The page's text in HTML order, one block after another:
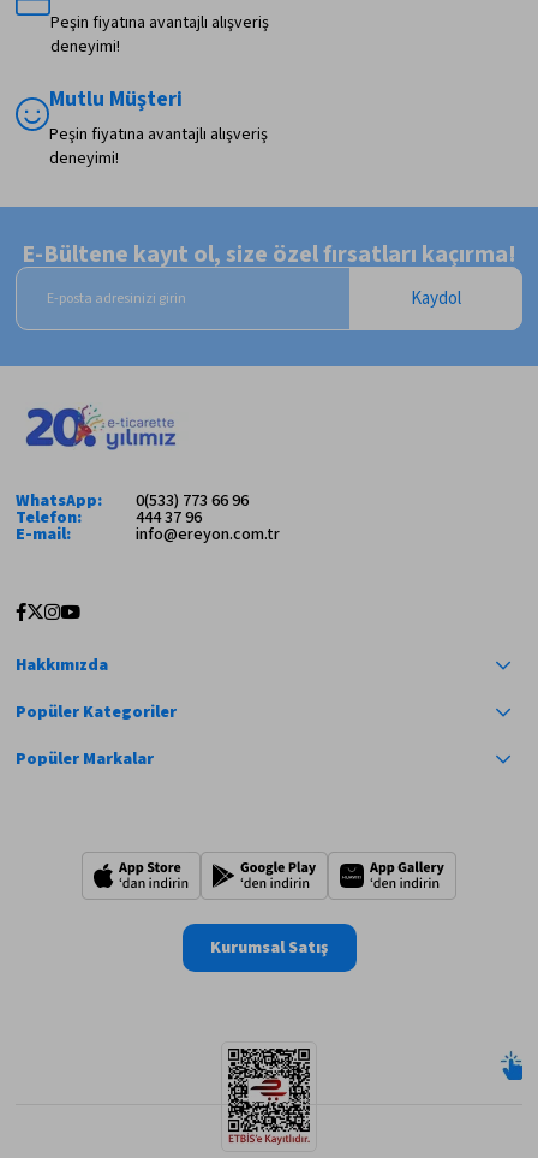
Peşin fiyatına avantajlı alışveriş
deneyimi!
Mutlu Müşteri
Peşin fiyatına avantajlı alışveriş
deneyimi!
E-Bültene kayıt ol, size özel fırsatları kaçırma!
Kaydol
WhatsApp: 0(533) 773 66 96
Telefon: 444 37 96
E-mail: info@ereyon.com.tr
Hakkımızda
Popüler Kategoriler
Popüler Markalar
Kurumsal Satış